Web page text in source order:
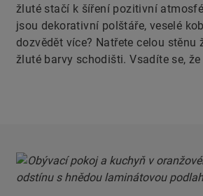
žluté stačí k šíření pozitivní
jsou dekorativní polštáře, veselé
dozvědět více? Natřete celou
žluté barvy schodišti. Vsadíte se,